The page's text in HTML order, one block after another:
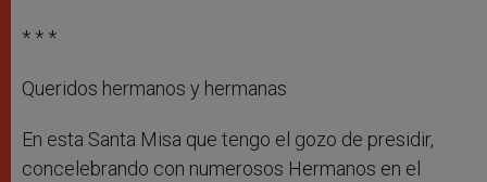
* * *
Queridos hermanos y hermanas
En esta Santa Misa que tengo el gozo de presidir,
concelebrando con numerosos Hermanos en el